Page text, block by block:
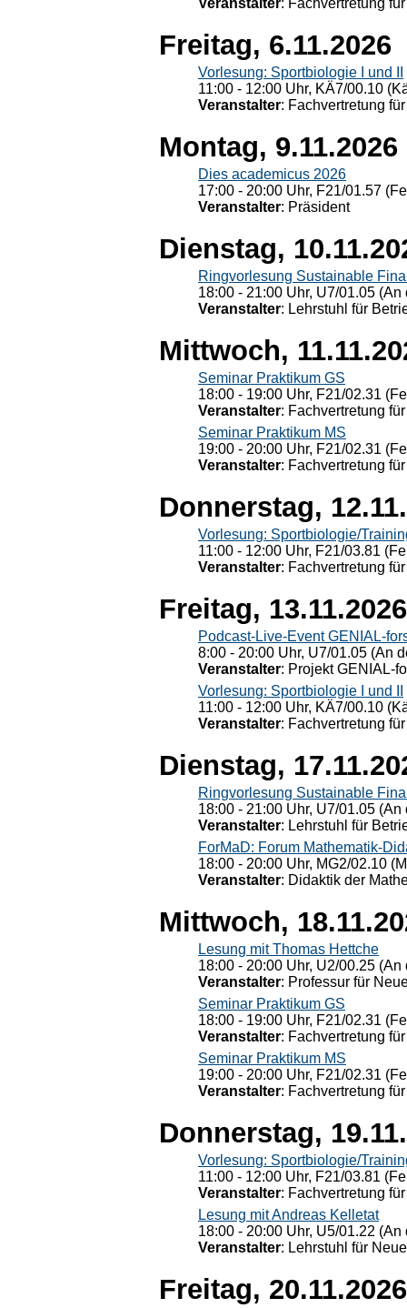
Veranstalter: Fachvertretung
Freitag, 6.11.2026
Vorlesung: Sportbiologie I und II
11:00 - 12:00 Uhr, KÄ7/00.10
Veranstalter: Fachvertretung
Montag, 9.11.2026
Dies academicus 2026
17:00 - 20:00 Uhr, F21/01.57
Veranstalter: Präsident
Dienstag,
Ringvorlesung Sustainable
18:00 - 21:00 Uhr, U7/01.05
Veranstalter: Lehrstuhl für
Mittwoch,
Seminar Praktikum GS
18:00 - 19:00 Uhr, F21/02.31
Veranstalter: Fachvertretung
Seminar Praktikum MS
19:00 - 20:00 Uhr, F21/02.31
Veranstalter: Fachvertretung
Donnerstag,
Vorlesung: Sportbiologie/
11:00 - 12:00 Uhr, F21/03.81
Veranstalter: Fachvertretung
Freitag, 13.11.2026
Podcast-Live-Event GENIAL-
8:00 - 20:00 Uhr, U7/01.05 (An
Veranstalter: Projekt GENIAL-
Vorlesung: Sportbiologie I und II
11:00 - 12:00 Uhr, KÄ7/00.10
Veranstalter: Fachvertretung
Dienstag,
Ringvorlesung Sustainable
18:00 - 21:00 Uhr, U7/01.05
Veranstalter: Lehrstuhl für
ForMaD: Forum Mathematik-
18:00 - 20:00 Uhr, MG2/02.10
Veranstalter: Didaktik der
Mittwoch,
Lesung mit Thomas Hettche
18:00 - 20:00 Uhr, U2/00.25
Veranstalter: Professur für
Seminar Praktikum GS
18:00 - 19:00 Uhr, F21/02.31
Veranstalter: Fachvertretung
Seminar Praktikum MS
19:00 - 20:00 Uhr, F21/02.31
Veranstalter: Fachvertretung
Donnerstag,
Vorlesung: Sportbiologie/
11:00 - 12:00 Uhr, F21/03.81
Veranstalter: Fachvertretung
Lesung mit Andreas Kelletat
18:00 - 20:00 Uhr, U5/01.22
Veranstalter: Lehrstuhl für
Freitag, 20.11.2026